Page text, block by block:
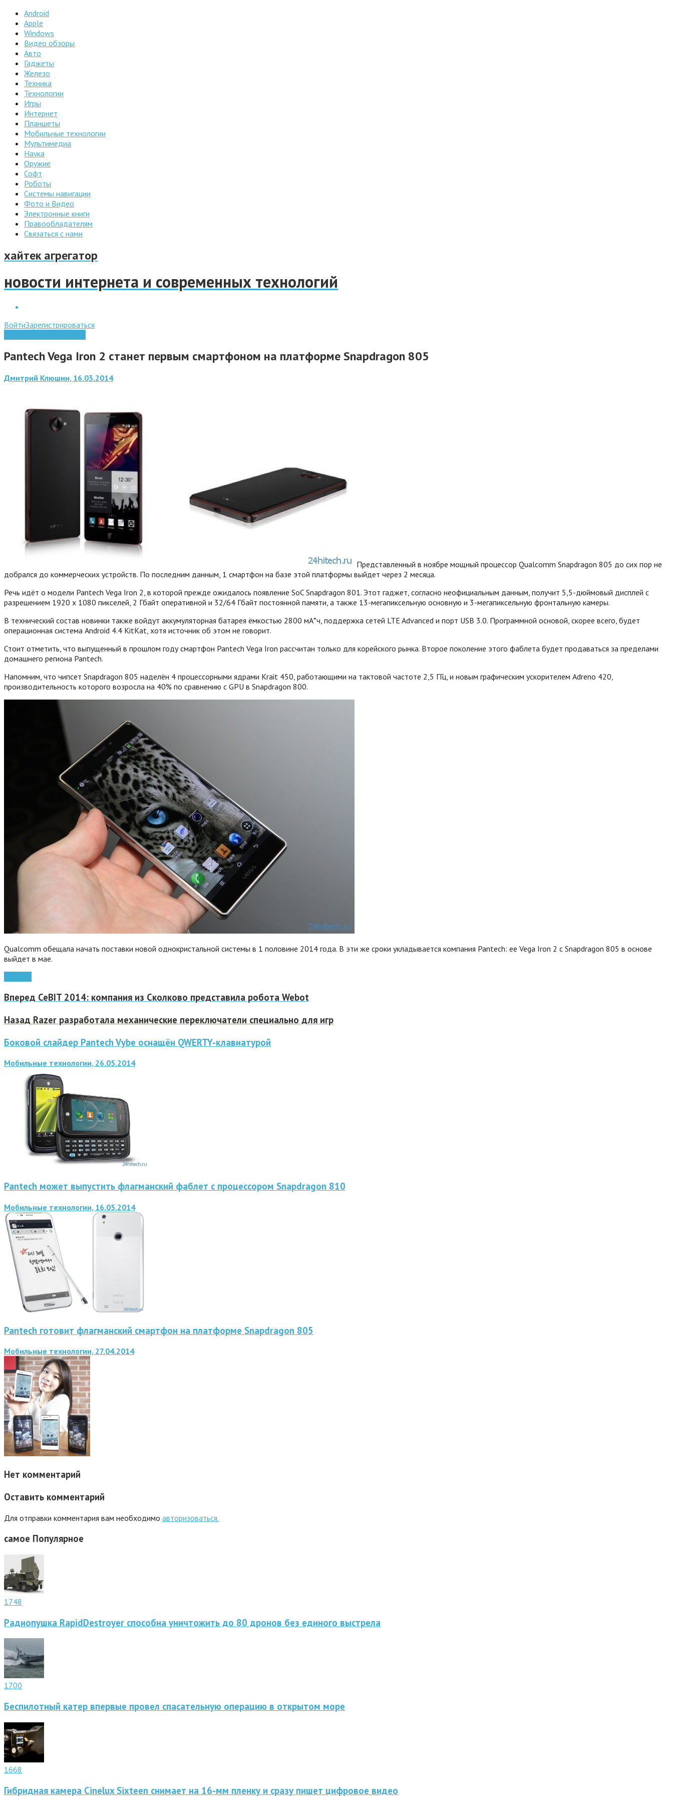
Android
Apple
Windows
Видео обзоры
Авто
Гаджеты
Железо
Техника
Технологии
Игры
Интернет
Планшеты
Мобильные технологии
Мультимедиа
Наука
Оружие
Софт
Роботы
Системы навигации
Фото и Видео
Электронные книги
Правообладателям
Связаться с нами
хайтек агрегатор
новости интернета и современных технологий
ВойтиЗарегистрироваться
Pantech Vega Iron 2 станет первым смартфоном на платформе Snapdragon 805
Дмитрий Клюшин, 16.03.2014
Представленный в ноябре мощный процессор Qualcomm Snapdragon 805 до сих пор не
добрался до коммерческих устройств. По последним данным, 1 смартфон на базе этой платформы выйдет через 2 месяца.
Речь идёт о модели Pantech Vega Iron 2, в которой прежде ожидалось появление SoC Snapdragon 801. Этот гаджет, согласно неофициальным данным, получит 5,5-дюймовый дисплей с
разрешением 1920 х 1080 пикселей, 2 Гбайт оперативной и 32/64 Гбайт постоянной памяти, а также 13-мегапиксельную основную и 3-мегапиксельную фронтальную камеры.
В технический состав новинки также войдут аккумуляторная батарея ёмкостью 2800 мА*ч, поддержка сетей LTE Advanced и порт USB 3.0. Программной основой, скорее всего, будет
операционная система Android 4.4 KitKat, хотя источник об этом не говорит.
Стоит отметить, что выпущенный в прошлом году смартфон Pantech Vega Iron рассчитан только для корейского рынка. Второе поколение этого фаблета будет продаваться за пределами
домашнего региона Pantech.
Напомним, что чипсет Snapdragon 805 наделён 4 процессорными ядрами Krait 450, работающими на тактовой частоте 2,5 ГГц, и новым графическим ускорителем Adreno 420,
производительность которого возросла на 40% по сравнению с GPU в Snapdragon 800.
Qualcomm обещала начать поставки новой однокристальной системы в 1 половине 2014 года. В эти же сроки укладывается компания Pantech: ее Vega Iron 2 с Snapdragon 805 в основе
выйдет в мае.
Вперед CeBIT 2014: компания из Сколково представила робота Webot
Назад Razer разработала механические переключатели специально для игр
Боковой слайдер Pantech Vybe оснащён QWERTY-клавиатурой
Мобильные технологии, 26.05.2014
Pantech может выпустить флагманский фаблет с процессором Snapdragon 810
Мобильные технологии, 16.05.2014
Pantech готовит флагманский смартфон на платформе Snapdragon 805
Мобильные технологии, 27.04.2014
Нет комментарий
Оставить комментарий
Для отправки комментария вам необходимо авторизоваться.
самое Популярное
1748
Радиопушка RapidDestroyer способна уничтожить до 80 дронов без единого выстрела
1700
Беспилотный катер впервые провел спасательную операцию в открытом море
1668
Гибридная камера Cinelux Sixteen снимает на 16-мм пленку и сразу пишет цифровое видео